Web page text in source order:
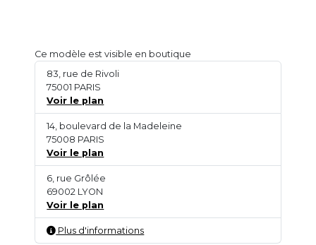
Ce modèle est visible en boutique
83, rue de Rivoli
75001 PARIS
Voir le plan
14, boulevard de la Madeleine
75008 PARIS
Voir le plan
6, rue Grôlée
69002 LYON
Voir le plan
Plus d'informations